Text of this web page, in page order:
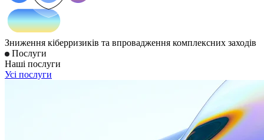
Зниження кіберризиків та впровадження комплексних заходів
Послуги
Наші послуги
Усі послуги